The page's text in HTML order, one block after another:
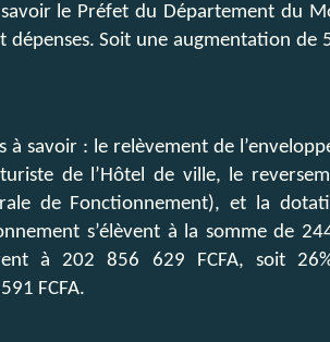
le Préfet du Département du
dépenses. Soit une augmentation de
savoir : le relèvement de
de l’Hôtel de ville, le
de Fonctionnement), et la
s’élèvent à la somme de
à 202 856 629 FCFA, soit
FCFA.